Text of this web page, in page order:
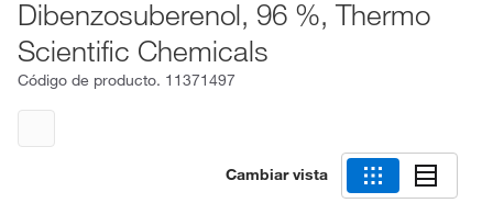
Dibenzosuberenol, 96 %, Thermo
Scientific Chemicals
Código de producto. 11371497
Cambiar vista